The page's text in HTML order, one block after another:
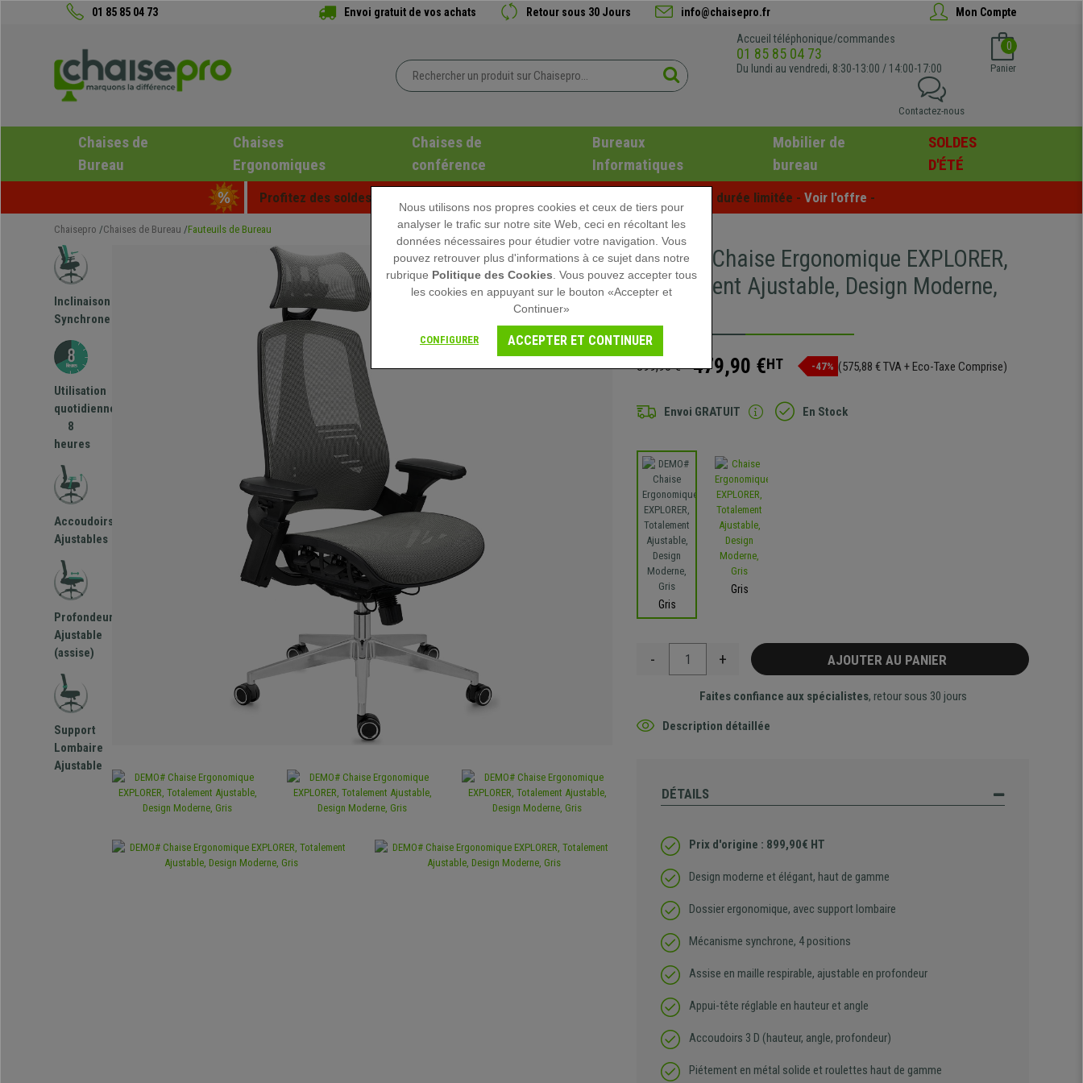
01 85 85 04 73 Envoi gratuit de vos achats Retour sous 30 Jours info@chaisepro.fr Mon Compte
Accueil téléphonique/commandes
01 85 85 04 73
Du lundi au vendredi, 8:30-13:00 / 14:00-17:00
0
Panier
Contactez-nous
Chaises de
Bureau
Chaises
Ergonomiques
Chaises de
conférence
Bureaux
Informatiques
Mobilier de
bureau
SOLDES
D'ÉTÉ
Profitez des soldes d'été chez Chaisepro ! Des réductions exclusives pour une durée limitée - Voir l'offre -
Chaisepro Chaises de Bureau Fauteuils de Bureau
Inclinaison
Synchrone
Utilisation
quotidienne
8
heures
Accoudoirs
Ajustables
Profondeur
Ajustable
(assise)
Support
Lombaire
Ajustable
DEMO# Chaise Ergonomique EXPLORER,
Totalement Ajustable, Design Moderne,
899,90 € 479,90 €HT -47% (575,88 € TVA + Eco-Taxe Comprise)
Envoi GRATUIT En Stock
Gris
Gris
- + AJOUTER AU PANIER
Faites confiance aux spécialistes, retour sous 30 jours
Description détaillée
DÉTAILS
Prix d'origine : 899,90€ HT
Design moderne et élégant, haut de gamme
Dossier ergonomique, avec support lombaire
Mécanisme synchrone, 4 positions
Assise en maille respirable, ajustable en profondeur
Appui-tête réglable en hauteur et angle
Accoudoirs 3 D (hauteur, angle, profondeur)
Piétement en métal solide et roulettes haut de gamme
Nous utilisons nos propres cookies et ceux de tiers pour
analyser le trafic sur notre site Web, ceci en récoltant les
données nécessaires pour étudier votre navigation. Vous
pouvez retrouver plus d'informations à ce sujet dans notre
rubrique Politique des Cookies . Vous pouvez accepter tous
les cookies en appuyant sur le bouton «Accepter et
Continuer»
CONFIGURER ACCEPTER ET CONTINUER